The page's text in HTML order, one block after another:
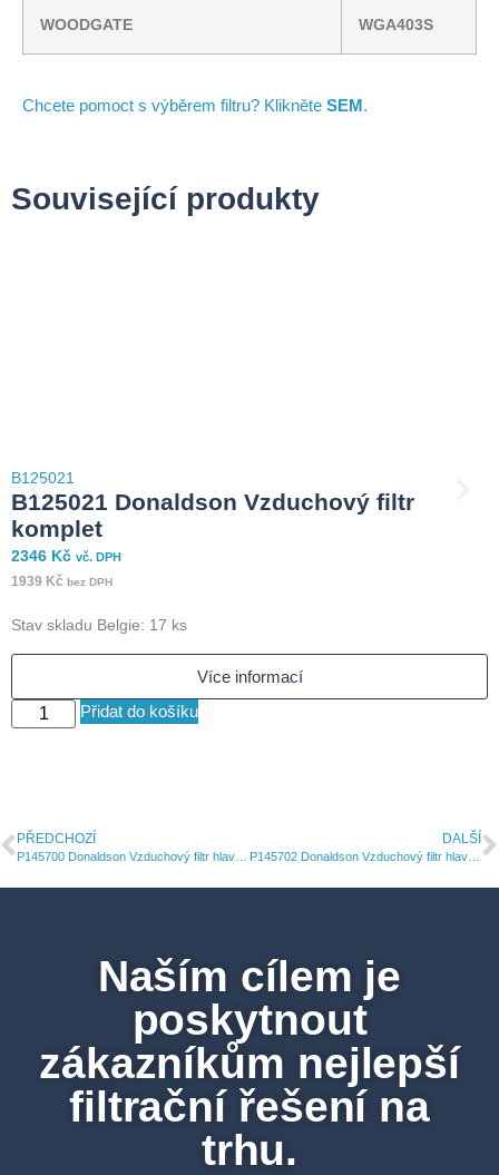
WOODGATE WGA403S
Chcete pomoct s výběrem filtru? Klikněte SEM.
Související produkty
B125021
B125021 Donaldson Vzduchový filtr
komplet
2346 Kč vč. DPH
1939 Kč bez DPH
Stav skladu Belgie: 17 ks
Více informací
Přidat do košíku
PŘEDCHOZÍ DALŠÍ
P145702 Donaldson Vzduchový filtr hlavní vložka
Naším cílem je
poskytnout
zákazníkům nejlepší
filtrační řešení na
trhu.